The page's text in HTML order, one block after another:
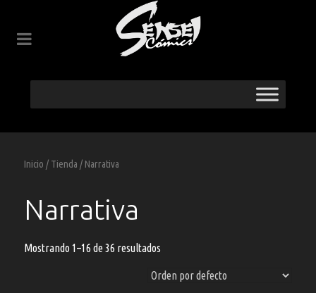
Inicio / Tienda / Narrativa
Narrativa
Mostrando 1–16 de 36 resultados